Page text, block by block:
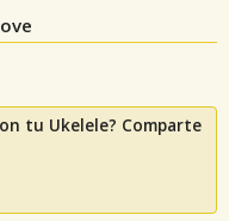
tu Ukelele? Comparte